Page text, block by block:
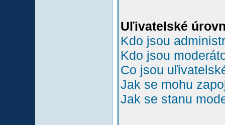
Uľivatelské
Kdo jsou
Kdo jsou
Co jsou
Jak se mohu
Jak se stanu